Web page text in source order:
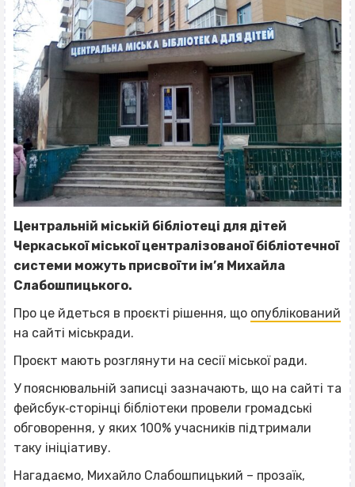
Центральній міській бібліотеці для дітей
Черкаської міської централізованої бібліотечної
системи можуть присвоїти ім’я Михайла
Слабошпицького.
Про це йдеться в проєкті рішення, що опублікований
на сайті міськради.
Проєкт мають розглянути на сесії міської ради.
У пояснювальній записці зазначають, що на сайті та
фейсбук‐сторінці бібліотеки провели громадські
обговорення, у яких 100% учасників підтримали
таку ініціативу.
Нагадаємо, Михайло Слабошпицький – прозаїк,